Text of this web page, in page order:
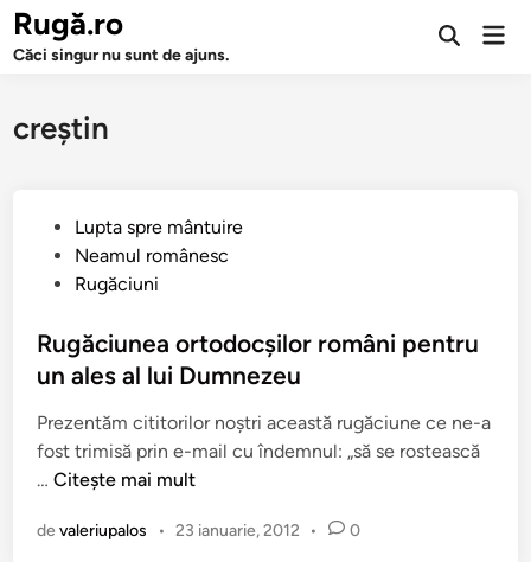
Sari
conținut
Rugă.ro
Căci singur nu sunt de ajuns.
Deschide
creştin
i
c
t
î
n
Lupta spre mântuire
Neamul românesc
Rugăciuni
Rugăciunea ortodocşilor români pentru
un ales al lui Dumnezeu
Prezentăm cititorilor noştri această rugăciune ce ne-a
fost trimisă prin e-mail cu îndemnul: „să se rostească
…R
g
Citește mai mult
devaleriupalos • 23 ianuarie, 2012 • 0